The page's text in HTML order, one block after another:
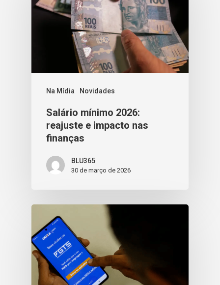
Na Mídia Novidades
Salário mínimo 2026:
reajuste e impacto nas
finanças
BLU365
30 de março de 2026